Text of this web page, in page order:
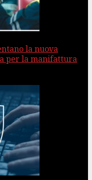
la nuova
per la manifattura